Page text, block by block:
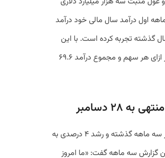
میلیارد دلار در سه ماهه اول درآمد سال مالی خود درآمد
سال گذشته تجربه کرده است. با این
حال درآمد مایکروسافت برای این سه ماهه ۳.۲۳ دلار در ازای هر سهم و مجموع درآمد ۶۹.۶
دسامبر
گزارش سه ماهه اپل نیز به درآمد ۱۲۴.۳ میلیارد دلاری در سه ماهه گذشته و رشد ۴ درصدی به
گزارش سه ماهه گفت: «ما امروز